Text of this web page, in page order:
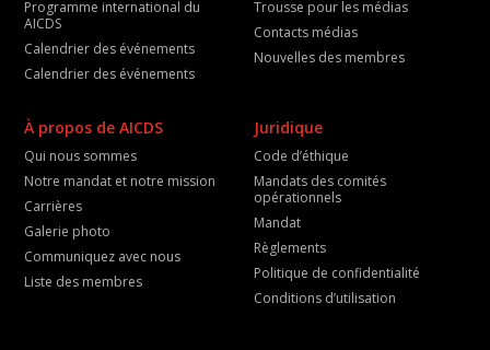
Programme international du
AICDS
Calendrier des événements
Calendrier des événements
Trousse pour les médias
Contacts médias
Nouvelles des membres
À propos de AICDS
Qui nous sommes
Notre mandat et notre mission
Carrières
Galerie photo
Communiquez avec nous
Liste des membres
Juridique
Code d’éthique
Mandats des comités
opérationnels
Mandat
Règlements
Politique de confidentialité
Conditions d’utilisation